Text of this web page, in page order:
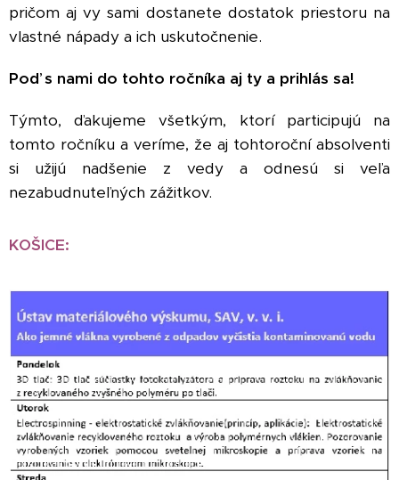
pričom aj vy sami dostanete dostatok priestoru na
vlastné nápady a ich uskutočnenie.
Poď s nami do tohto ročníka aj ty a prihlás sa!
Týmto, ďakujeme všetkým, ktorí participujú na
tomto ročníku a veríme, že aj tohtoroční absolventi
si užijú nadšenie z vedy a odnesú si veľa
nezabudnuteľných zážitkov.
KOŠICE: